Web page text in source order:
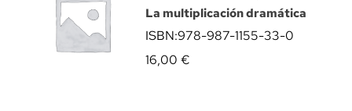
La multiplicación dramática
ISBN:978-987-1155-33-0
16,00 €